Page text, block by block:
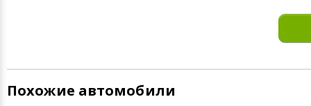
Похожие автомобили